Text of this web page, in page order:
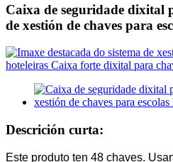
Caixa de seguridade dixital
de xestión de chaves para
Descrición curta:
Este produto ten 48 chaves.